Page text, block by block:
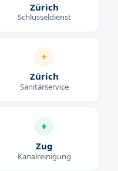
Zürich
Schlüsseldienst
Zürich
Sanitärservice
Zug
Kanalreinigung